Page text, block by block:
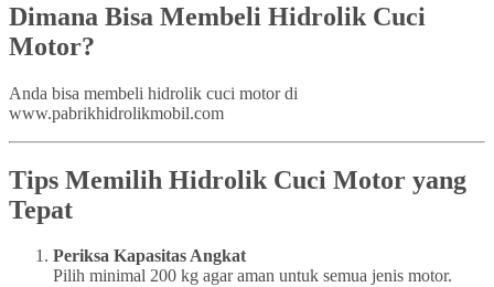
Dimana Bisa Membeli Hidrolik Cuci
Motor?
Anda bisa membeli hidrolik cuci motor di
www.pabrikhidrolikmobil.com
Tips Memilih Hidrolik Cuci Motor yang
Tepat
Periksa Kapasitas Angkat
Pilih minimal 200 kg agar aman untuk semua jenis motor.